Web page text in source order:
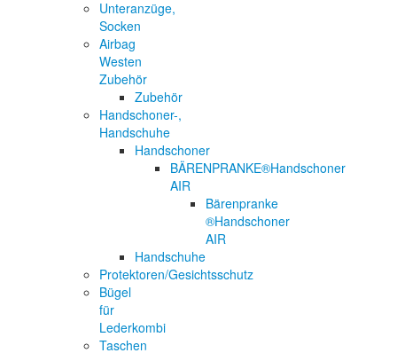
Unteranzüge,
Socken
Airbag
Westen
Zubehör
Zubehör
Handschoner-,
Handschuhe
Handschoner
BÄRENPRANKE®Handschoner
AIR
Bärenpranke
®Handschoner
AIR
Handschuhe
Protektoren/Gesichtsschutz
Bügel
für
Lederkombi
Taschen